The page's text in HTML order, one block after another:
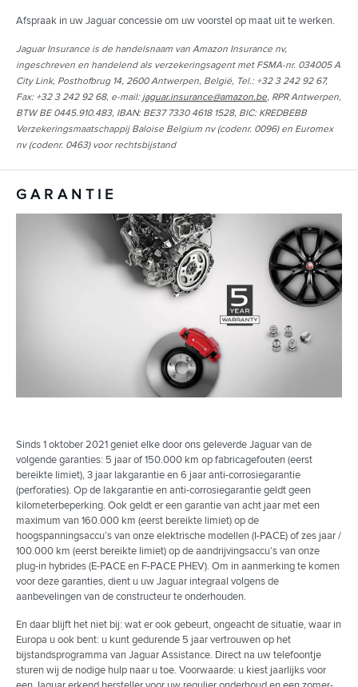
Afspraak in uw Jaguar concessie om uw voorstel op maat uit te werken.
Jaguar Insurance is de handelsnaam van Amazon Insurance nv,
ingeschreven en handelend als verzekeringsagent met FSMA-nr. 034005 A
City Link, Posthofbrug 14, 2600 Antwerpen, België, Tel.: +32 3 242 92 67,
Fax: +32 3 242 92 68, e-mail:jaguar.insurance@amazon.be, RPR Antwerpen,
BTW BE 0445.910.483, IBAN: BE37 7330 4618 1528, BIC: KREDBEBB
Verzekeringsmaatschappij Baloise Belgium nv (codenr. 0096) en Euromex
nv (codenr. 0463) voor rechtsbijstand
GARANTIE
Sinds 1 oktober 2021 geniet elke door ons geleverde Jaguar van de
volgende garanties: 5 jaar of 150.000 km op fabricagefouten (eerst
bereikte limiet), 3 jaar lakgarantie en 6 jaar anti-corrosiegarantie
(perforaties). Op de lakgarantie en anti-corrosiegarantie geldt geen
kilometerbeperking. Ook geldt er een garantie van acht jaar met een
maximum van 160.000 km (eerst bereikte limiet) op de
hoogspanningsaccu’s van onze elektrische modellen (I-PACE) of zes jaar /
100.000 km (eerst bereikte limiet) op de aandrijvingsaccu’s van onze
plug-in hybrides (E-PACE en F-PACE PHEV). Om in aanmerking te komen
voor deze garanties, dient u uw Jaguar integraal volgens de
aanbevelingen van de constructeur te onderhouden.
En daar blijft het niet bij: wat er ook gebeurt, ongeacht de situatie, waar in
Europa u ook bent: u kunt gedurende 5 jaar vertrouwen op het
bijstandsprogramma van Jaguar Assistance. Direct na uw telefoontje
sturen wij de nodige hulp naar u toe. Voorwaarde: u kiest jaarlijks voor